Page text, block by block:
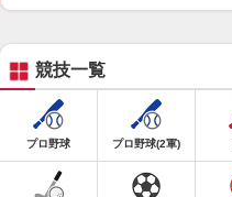
競技一覧
プロ野球 プロ野球(2軍)